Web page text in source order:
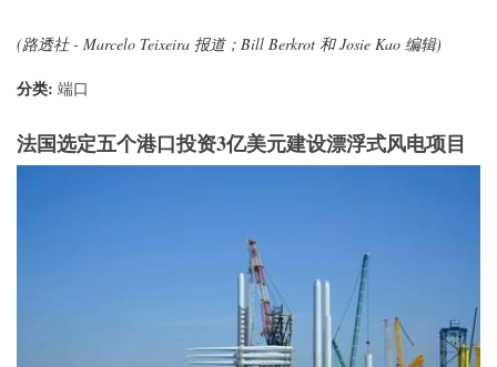
(路透社 - Marcelo Teixeira 报道；Bill Berkrot 和 Josie Kao 编辑)
分类: 端口
法国选定五个港口投资3亿美元建设漂浮式风电项目